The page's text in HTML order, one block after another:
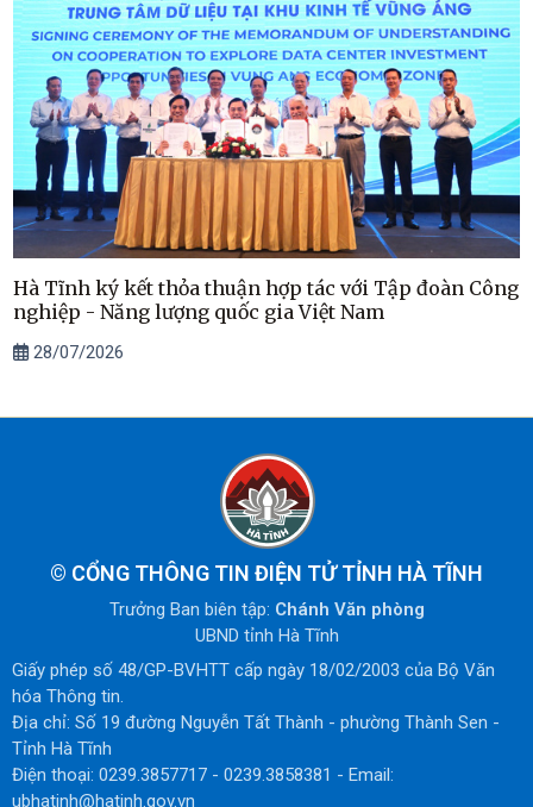
Hà Tĩnh ký kết thỏa thuận hợp tác với Tập đoàn Công
nghiệp - Năng lượng quốc gia Việt Nam
28/07/2026
© CỔNG THÔNG TIN ĐIỆN TỬ TỈNH HÀ TĨNH
Trưởng Ban biên tập: Chánh Văn phòng
UBND tỉnh Hà Tĩnh
Giấy phép số 48/GP-BVHTT cấp ngày 18/02/2003 của Bộ Văn
hóa Thông tin.
Địa chỉ: Số 19 đường Nguyễn Tất Thành - phường Thành Sen -
Tỉnh Hà Tĩnh
Điện thoại: 0239.3857717 - 0239.3858381 - Email:
ubhatinh@hatinh.gov.vn